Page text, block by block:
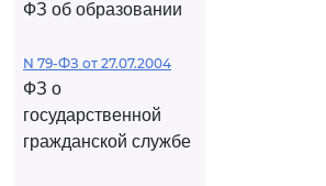
ФЗ об образовании
N 79-ФЗ от 27.07.2004
ФЗ о
государственной
гражданской службе